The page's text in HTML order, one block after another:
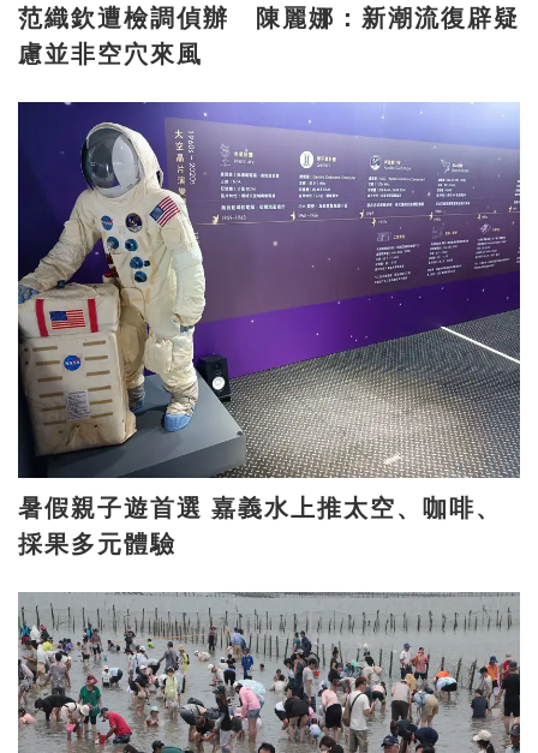
范織欽遭檢調偵辦 陳麗娜：新潮流復辟疑
慮並非空穴來風
暑假親子遊首選 嘉義水上推太空、咖啡、
採果多元體驗